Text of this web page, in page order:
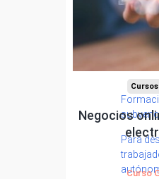
Para
Negocios
Curso